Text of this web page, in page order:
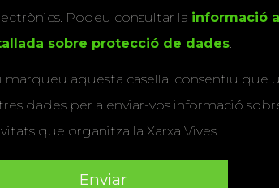
Podeu consultar la informació
sobre protecció de dades.
marqueu aquesta casella, consentiu que
dades per a enviar-vos informació
que organitza la Xarxa Vives.